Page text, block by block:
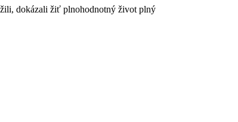
dokázali žiť plnohodnotný život plný